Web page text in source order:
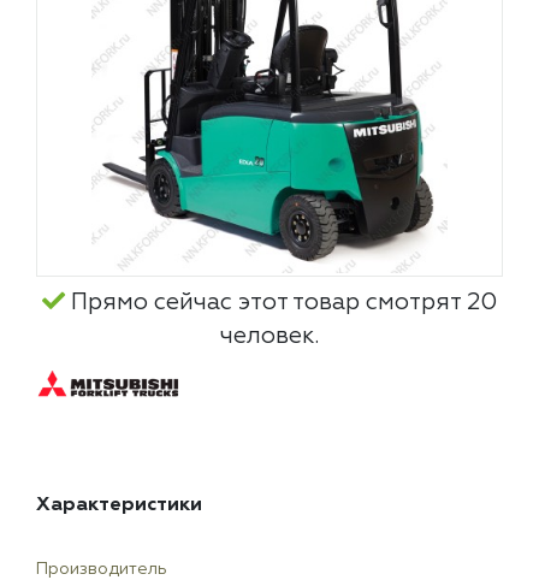
Прямо сейчас этот товар смотрят 20
человек.
Характеристики
Производитель